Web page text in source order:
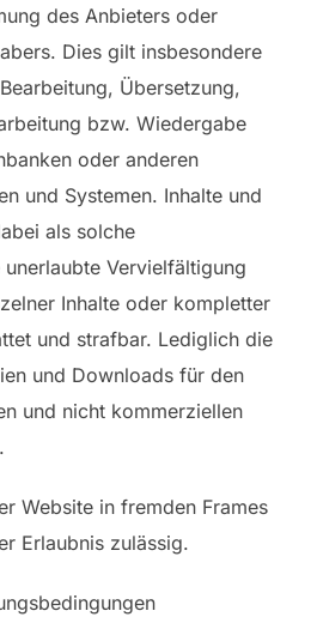
des Anbieters oder
Dies gilt insbesondere
Übersetzung,
bzw. Wiedergabe
oder anderen
und Systemen. Inhalte und
als solche
Vervielfältigung
Inhalte oder kompletter
und strafbar. Lediglich die
und Downloads für den
und nicht kommerziellen
Website in fremden Frames
Erlaubnis zulässig.